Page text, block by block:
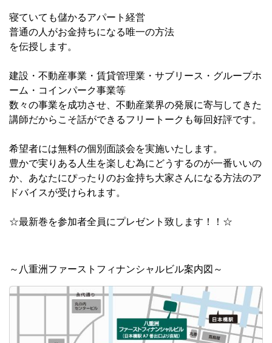
寝ていても儲かるアパート経営
普通の人がお金持ちになる唯一の方法
を伝授します。
建設・不動産事業・賃貸管理業・サブリース・グループホ
ーム・コインパーク事業等
数々の事業を成功させ、不動産業界の発展に寄与してきた
講師だからこそ話ができるフリートークも毎回好評です。
希望者には無料の個別面談会を実施いたします。
豊かで実りある人生を楽しむ為にどうするのが一番いいの
か、あなたにぴったりのお金持ち大家さんになる方法のア
ドバイスが受けられます。
☆最新巻を参加者全員にプレゼント致します！！☆
～八重洲ファーストフィナンシャルビル案内図～